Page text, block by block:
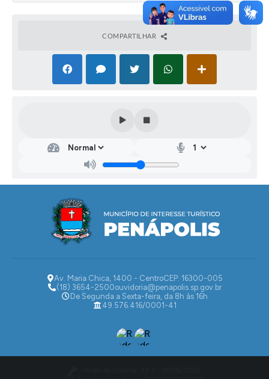
COMPARTILHAR
Av. Maria Chica, 1400 - CentroCEP: 16300-005
(18) 3654-2500ouvidoria@penapolis.sp.gov.br
De Segunda a Sexta-feira, da 8h às 16h
49.576.416/0001-41